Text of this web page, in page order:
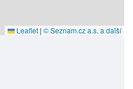
Leaflet | © Seznam.cz a.s. a další